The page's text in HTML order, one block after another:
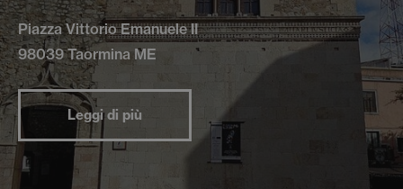
Piazza Vittorio Emanuele II
98039 Taormina ME
Leggi di più